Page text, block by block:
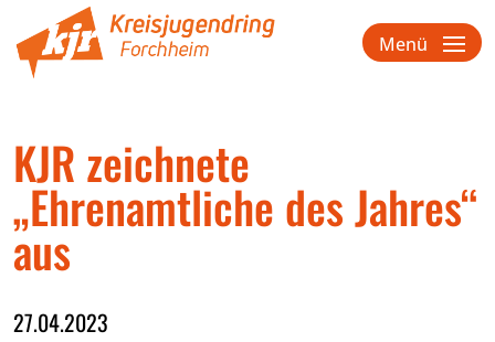
Menü
KJR zeichnete
„Ehrenamtliche des Jahres“
aus
27.04.2023